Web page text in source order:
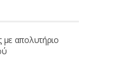
απολυτήριο